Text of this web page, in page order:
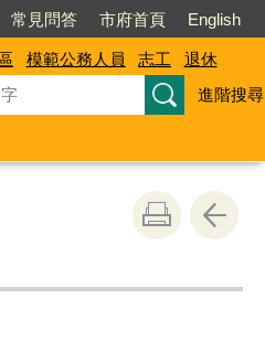
常見問答 市府首頁 English
模範公務人員 志工
退休
進階搜尋